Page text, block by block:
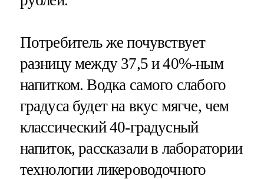
Потребитель же почувствует
разницу между 37,5 и 40%-ным
напитком. Водка самого слабого
градуса будет на вкус мягче, чем
классический 40-градусный
напиток, рассказали в лаборатории
технологии ликероводочного